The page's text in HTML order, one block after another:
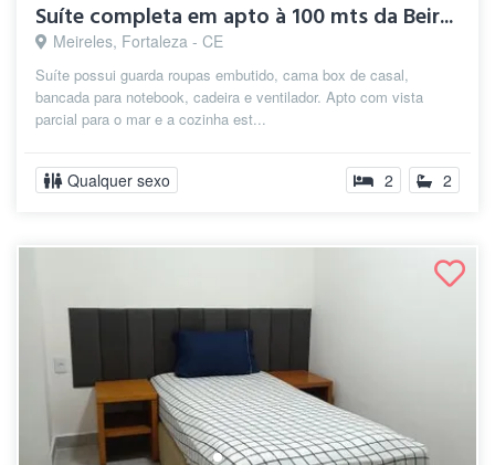
Suíte completa em apto à 100 mts da Beir...
Meireles, Fortaleza - CE
Suíte possui guarda roupas embutido, cama box de casal,
bancada para notebook, cadeira e ventilador. Apto com vista
parcial para o mar e a cozinha est...
Qualquer sexo 2 2